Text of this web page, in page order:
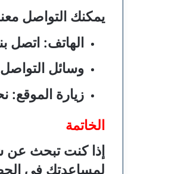
يمكنك التواصل
الهاتف: اتصل
وسائل
زيارة الموقع:
الخاتمة
إذا كنت تبحث عن
لمساعدتك في